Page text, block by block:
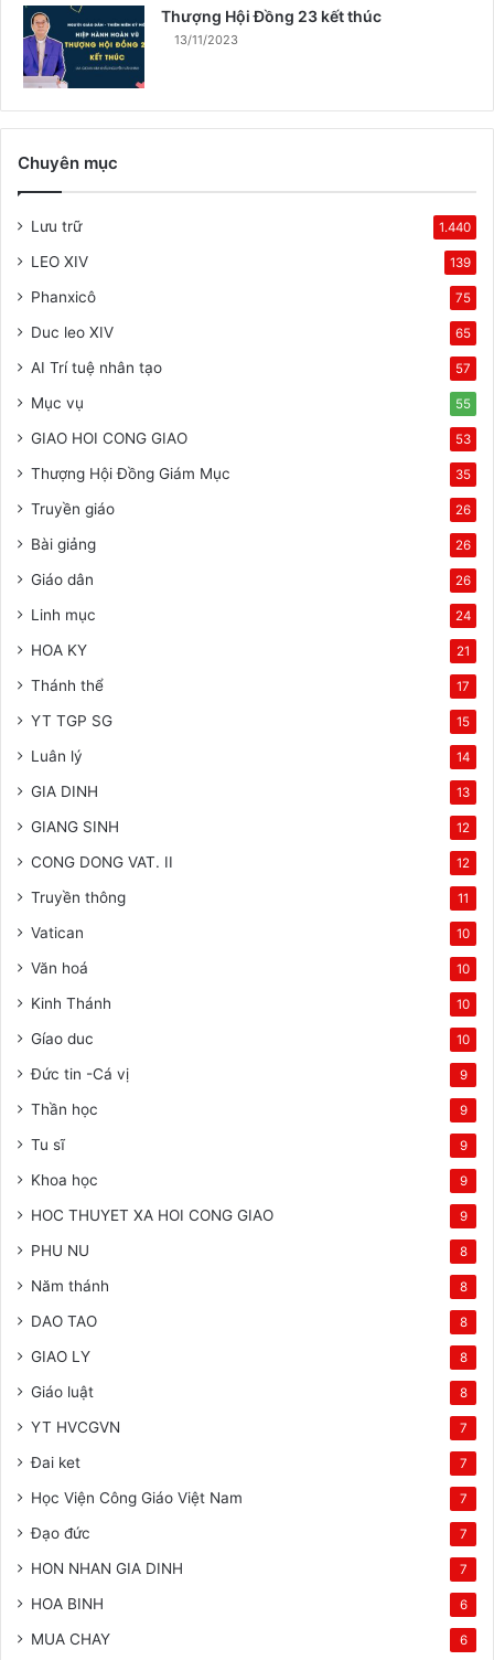
Thượng Hội Đồng 23 kết thúc
13/11/2023
Chuyên mục
Lưu trữ 1.440
LEO XIV 139
Phanxicô 75
Duc leo XIV 65
AI Trí tuệ nhân tạo 57
Mục vụ 55
GIAO HOI CONG GIAO 53
Thượng Hội Đồng Giám Mục 35
Truyền giáo 26
Bài giảng 26
Giáo dân 26
Linh mục 24
HOA KY 21
Thánh thể 17
YT TGP SG 15
Luân lý 14
GIA DINH 13
GIANG SINH 12
CONG DONG VAT. II 12
Truyền thông 11
Vatican 10
Văn hoá 10
Kinh Thánh 10
Gíao duc 10
Đức tin -Cá vị 9
Thần học 9
Tu sĩ 9
Khoa học 9
HOC THUYET XA HOI CONG GIAO 9
PHU NU 8
Năm thánh 8
DAO TAO 8
GIAO LY 8
Giáo luật 8
YT HVCGVN 7
Đai ket 7
Học Viện Công Giáo Việt Nam 7
Đạo đức 7
HON NHAN GIA DINH 7
HOA BINH 6
MUA CHAY 6